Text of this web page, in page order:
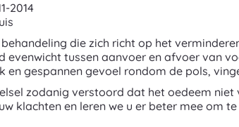
2014
die zich richt op het
evenwicht tussen aanvoer en afvoer van
en gespannen gevoel rondom de pols,
zodanig verstoord dat het oedeem
klachten en leren we u er beter mee om